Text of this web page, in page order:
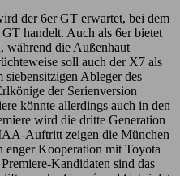
der 6er GT erwartet, bei dem
handelt. Auch als 6er bietet
während die Außenhaut
soll auch der X7 als
siebensitzigen Ableger des
der Serienversion
könnte allerdings auch in den
wird die dritte Generation
Auftritt zeigen die München
enger Kooperation mit Toyota
Kandidaten sind das